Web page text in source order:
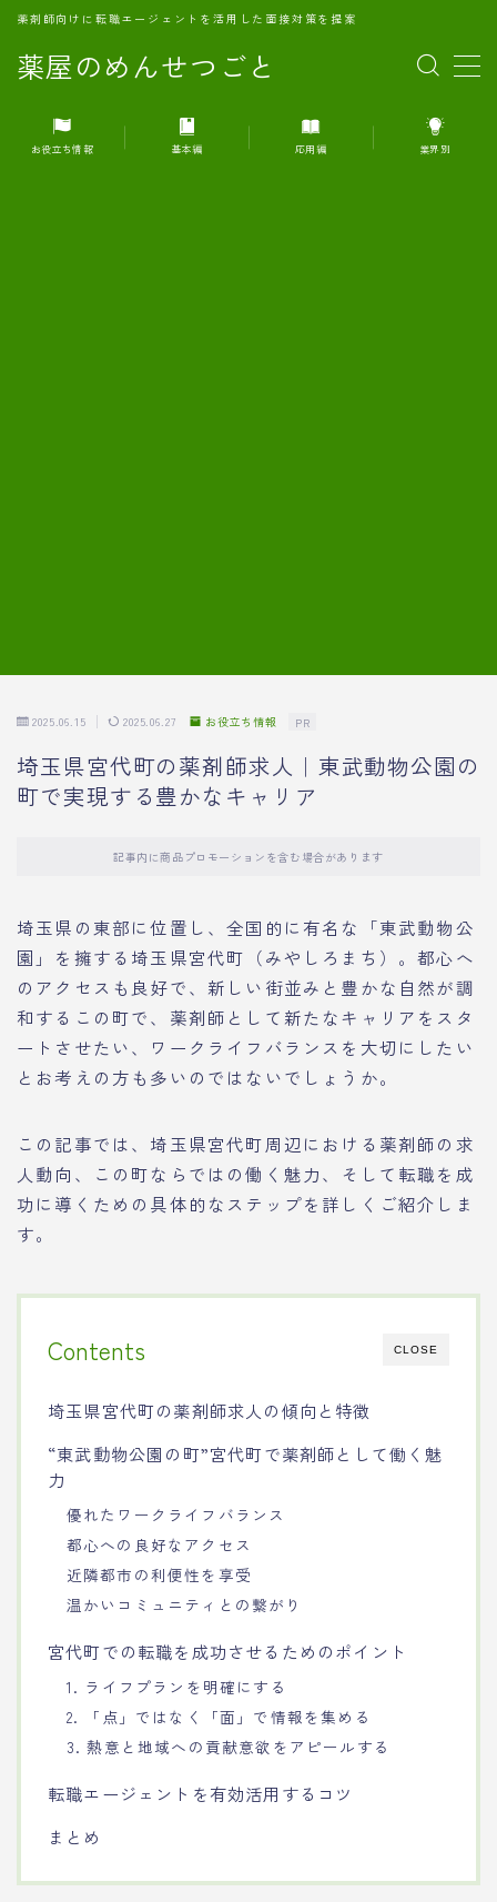
薬屋のめんせつごと
薬剤師向けに転職エージェントを活用した面接対策を提案
MENU
1.転職エージェントとは何か？
お役立ち情報 基本編 応用編 業界別
2025.06.15 2025.06.27 お役立ち情報 PR
埼玉県宮代町の薬剤師求人｜東武動物公園の
町で実現する豊かなキャリア
記事内に商品プロモーションを含む場合があります
埼玉県の東部に位置し、全国的に有名な「東武動物公
園」を擁する埼玉県宮代町（みやしろまち）。都心へ
のアクセスも良好で、新しい街並みと豊かな自然が調
和するこの町で、薬剤師として新たなキャリアをスタ
ートさせたい、ワークライフバランスを大切にしたい
とお考えの方も多いのではないでしょうか。
この記事では、埼玉県宮代町周辺における薬剤師の求
人動向、この町ならではの働く魅力、そして転職を成
功に導くための具体的なステップを詳しくご紹介しま
す。
CLOSE
Contents
埼玉県宮代町の薬剤師求人の傾向と特徴
“東武動物公園の町”宮代町で薬剤師として働く魅
力
優れたワークライフバランス
都心への良好なアクセス
近隣都市の利便性を享受
温かいコミュニティとの繋がり
宮代町での転職を成功させるためのポイント
1. ライフプランを明確にする
2. 「点」ではなく「面」で情報を集める
3. 熱意と地域への貢献意欲をアピールする
転職エージェントを有効活用するコツ
まとめ